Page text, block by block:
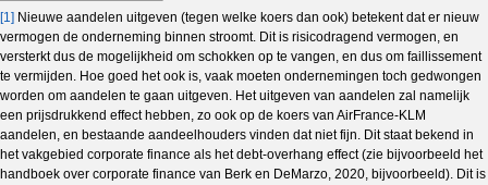
[1] Nieuwe aandelen uitgeven (tegen welke koers dan ook) betekent dat er nieuw
vermogen de onderneming binnen stroomt. Dit is risicodragend vermogen, en
versterkt dus de mogelijkheid om schokken op te vangen, en dus om faillissement
te vermijden. Hoe goed het ook is, vaak moeten ondernemingen toch gedwongen
worden om aandelen te gaan uitgeven. Het uitgeven van aandelen zal namelijk
een prijsdrukkend effect hebben, zo ook op de koers van AirFrance-KLM
aandelen, en bestaande aandeelhouders vinden dat niet fijn. Dit staat bekend in
het vakgebied corporate finance als het debt-overhang effect (zie bijvoorbeeld het
handboek over corporate finance van Berk en DeMarzo, 2020, bijvoorbeeld). Dit is